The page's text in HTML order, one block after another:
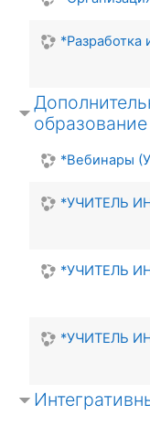
*Разработка
образование
*Вебинары
*УЧИТЕЛЬ
*УЧИТЕЛЬ
*УЧИТЕЛЬ